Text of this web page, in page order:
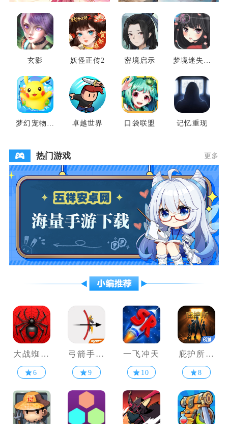
玄影 妖怪正传2 密境启示
梦境迷失之
梦幻宠物联
卓越世界 口袋联盟 记忆重现
热门游戏 更多
大战蜘蛛
纸牌
6
弓箭手大
作战
9
一飞冲天
10
庇护所中
文正版
8